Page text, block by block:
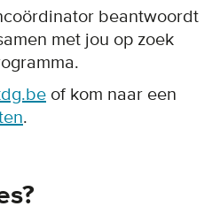
beantwoordt
met jou op zoek
of kom naar een
.